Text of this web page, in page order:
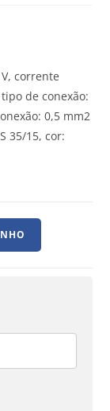
corrente
de conexão:
0,5 mm2
35/15, cor: